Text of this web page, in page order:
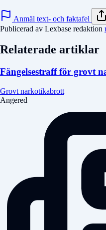
Anmäl text- och faktafel
Publicerad av Lexbase redaktion
Relaterade artiklar
Fängelsestraff för grovt
Grovt narkotikabrott
Angered